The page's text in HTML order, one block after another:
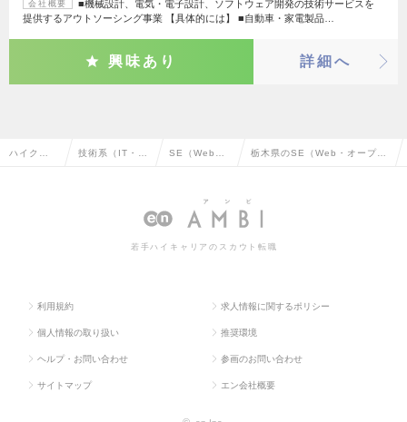
会社概要
■機械設計、電気・電子設計、ソフトウェア開発の技術サービスを
提供するアウトソーシング事業 【具体的には】 ■自動車・家電製品…
興味あり 詳細へ
ハイクラ 技術系（IT・W SE（Web・ 栃木県のSE（Web・オープン
若手ハイキャリアのスカウト転職
利用規約 求人情報に関するポリシー
個人情報の取り扱い 推奨環境
ヘルプ・お問い合わせ 参画のお問い合わせ
サイトマップ エン会社概要